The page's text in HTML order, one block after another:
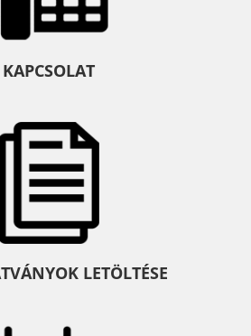
KAPCSOLAT
LETÖLTÉSE